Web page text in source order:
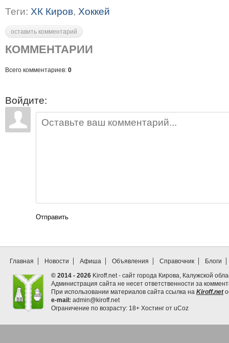
Теги: ХК Киров, Хоккей
оставить комментарий
КОММЕНТАРИИ
Всего комментариев: 0
Войдите:
Отправить
Главная Новости Афиша Объявления Справочник
Блоги
© 2014 - 2026 Kiroff.net - сайт города Кирова, Калужской
Администрация сайта не несет ответственности за
При использовании материалов сайта ссылка на Kiroff.net
e-mail: admin@kiroff.net
Ограничение по возрасту: 18+ Хостинг от uCoz